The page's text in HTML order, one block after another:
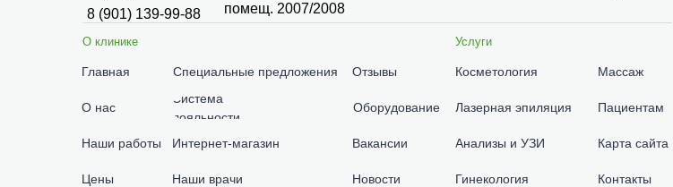
Отзывы
помещ. 2007/2008
О клинике
Главная
Наши работы
О нас
Цены
Специальные предложения
Интернет-магазин
Система
лояльности
Новости
Косметология
Лазерная эпиляция
Массаж
Гинекология
Анализы и УЗИ
Услуги
8 (901) 139-99-88
Оборудование
Наши врачи
Вакансии
Контакты
Карта сайта
Пациентам